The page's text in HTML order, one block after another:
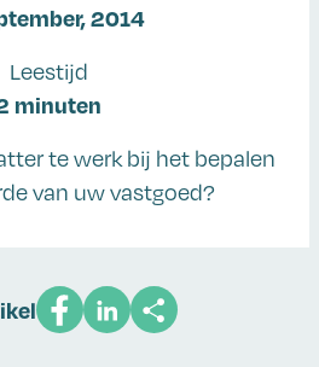
2014
Leestijd
minuten
te werk bij het bepalen
van uw vastgoed?